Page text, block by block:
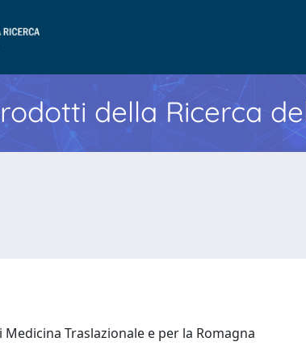
della Ricerca
Traslazionale e per la Romagna